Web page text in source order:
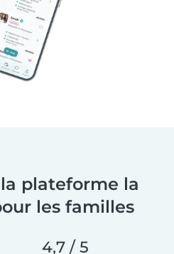
plateforme la
les familles
4,7 / 5